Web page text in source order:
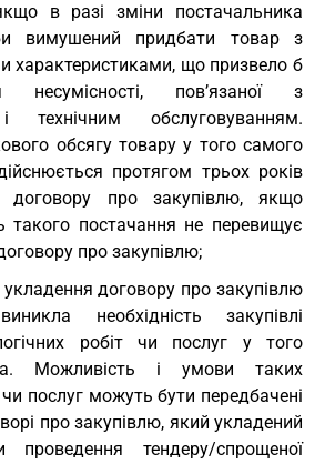
в разі зміни постачальника
вимушений придбати товар з
характеристиками, що призвело б
несумісності, пов’язаної з
технічним обслуговуванням.
обсягу товару у того самого
протягом трьох років
договору про закупівлю, якщо
такого постачання не перевищує
про закупівлю;
договору про закупівлю
необхідність закупівлі
робіт чи послуг у того
Можливість і умови таких
послуг можуть бути передбачені
про закупівлю, який укладений
проведення тендеру/спрощеної